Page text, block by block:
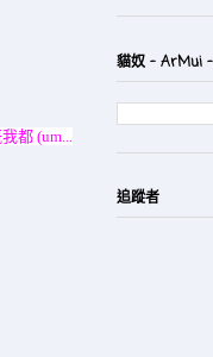
都 (um...
貓奴 - ArMui
追蹤者